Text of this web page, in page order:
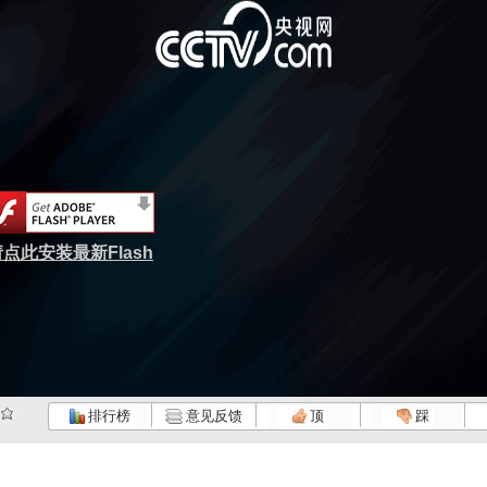
点此安装最新Flash
排行榜 意见反馈 顶 踩